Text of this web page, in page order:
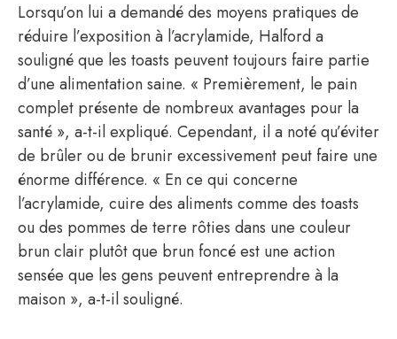
Lorsqu’on lui a demandé des moyens pratiques de
réduire l’exposition à l’acrylamide, Halford a
souligné que les toasts peuvent toujours faire partie
d’une alimentation saine. « Premièrement, le pain
complet présente de nombreux avantages pour la
santé », a-t-il expliqué. Cependant, il a noté qu’éviter
de brûler ou de brunir excessivement peut faire une
énorme différence. « En ce qui concerne
l’acrylamide, cuire des aliments comme des toasts
ou des pommes de terre rôties dans une couleur
brun clair plutôt que brun foncé est une action
sensée que les gens peuvent entreprendre à la
maison », a-t-il souligné.